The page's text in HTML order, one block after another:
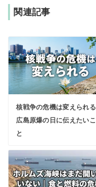
関連記事
核戦争の危機は変えられる
広島原爆の日に伝えたいこ
と